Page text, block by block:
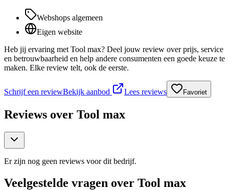
Webshops algemeen
Eigen website
Heb jij ervaring met Tool max? Deel jouw review over prijs, service
en betrouwbaarheid en help andere consumenten een goede keuze te
maken. Elke review telt, ook de eerste.
Schrijf een reviewBekijk aanbod Lees reviews Favoriet
Reviews over Tool max
Er zijn nog geen reviews voor dit bedrijf.
Veelgestelde vragen over Tool max